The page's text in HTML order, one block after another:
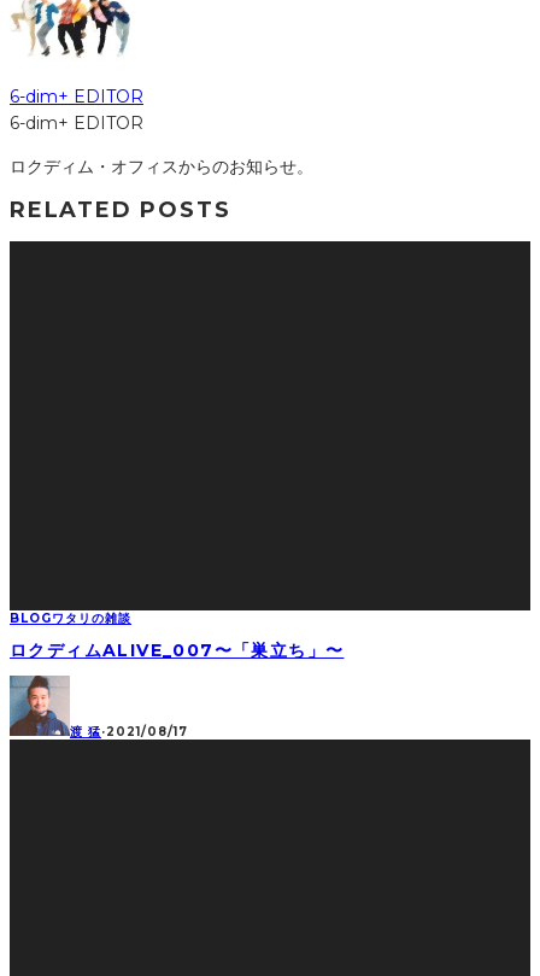
6-dim+ EDITOR
6-dim+ EDITOR
ロクディム・オフィスからのお知らせ。
RELATED POSTS
BLOGワタリの雑談
ロクディムALIVE_007〜「巣立ち」〜
渡 猛·2021/08/17